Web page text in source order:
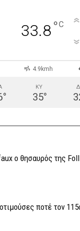
33.8°C
4.9kmh
°
ΚΥ
35°
ο θησαυρός της
ποτέ τον